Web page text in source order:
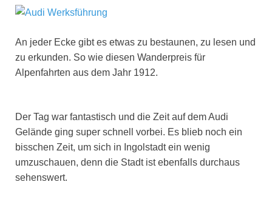
An jeder Ecke gibt es etwas zu bestaunen, zu lesen und
zu erkunden. So wie diesen Wanderpreis für
Alpenfahrten aus dem Jahr 1912.
Der Tag war fantastisch und die Zeit auf dem Audi
Gelände ging super schnell vorbei. Es blieb noch ein
bisschen Zeit, um sich in Ingolstadt ein wenig
umzuschauen, denn die Stadt ist ebenfalls durchaus
sehenswert.